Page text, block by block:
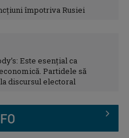
pagubele produse în
împotriva Rusiei
Este esențial ca
Partidele să
discursul electoral